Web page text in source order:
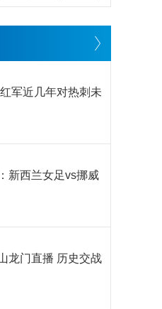
新西兰女足vs挪威
播 历史交战